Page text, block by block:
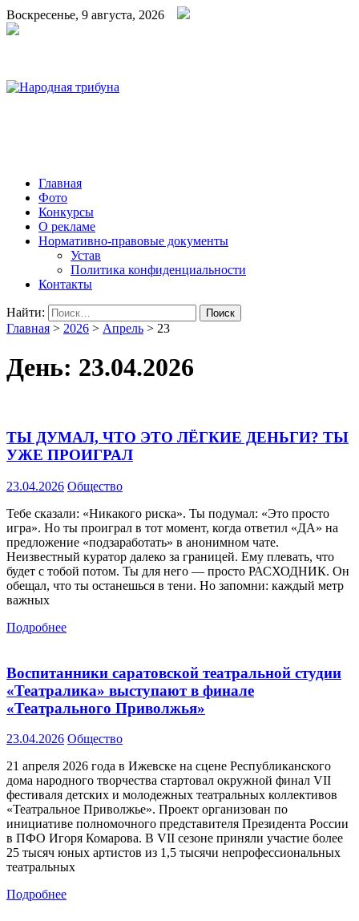
Воскресенье, 9 августа, 2026
Главная
Фото
Конкурсы
О рекламе
Нормативно-правовые документы
Устав
Политика конфиденциальности
Контакты
Найти:
Главная > 2026 > Апрель > 23
День: 23.04.2026
ТЫ ДУМАЛ, ЧТО ЭТО ЛЁГКИЕ ДЕНЬГИ? ТЫ
УЖЕ ПРОИГРАЛ
23.04.2026 Общество
Тебе сказали: «Никакого риска». Ты подумал: «Это просто
игра». Но ты проиграл в тот момент, когда ответил «ДА» на
предложение «подзаработать» в анонимном чате.
Неизвестный куратор далеко за границей. Ему плевать, что
будет с тобой потом. Ты для него — просто РАСХОДНИК. Он
обещал, что ты останешься в тени. Но запомни: каждый метр
важных
Подробнее
Воспитанники саратовской театральной студии
«Театралика» выступают в финале
«Театрального Приволжья»
23.04.2026 Общество
21 апреля 2026 года в Ижевске на сцене Республиканского
дома народного творчества стартовал окружной финал VII
фестиваля детских и молодежных театральных коллективов
«Театральное Приволжье». Проект организован по
инициативе полномочного представителя Президента России
в ПФО Игоря Комарова. В VII сезоне приняли участие более
25 тысяч юных артистов из 1,5 тысячи непрофессиональных
театральных
Подробнее